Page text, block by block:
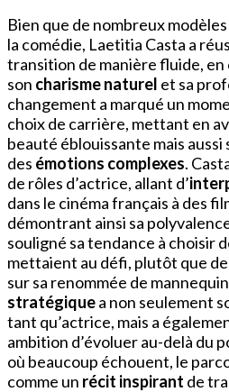
Bien que de nombreux
la comédie, Laetitia Casta a
transition de manière fluide,
son charisme naturel et sa
changement a marqué un
choix de carrière, mettant en
beauté éblouissante mais
des émotions complexes.
de rôles d’actrice, allant d’
dans le cinéma français à des
démontrant ainsi sa
souligné sa tendance à choisir
mettaient au défi, plutôt que
sur sa renommée de
stratégiquea non seulement
tant qu’actrice, mais a
ambition d’évoluer au-delà du
où beaucoup échouent, le
comme un récit inspirant de